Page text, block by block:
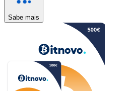
Sabe mais